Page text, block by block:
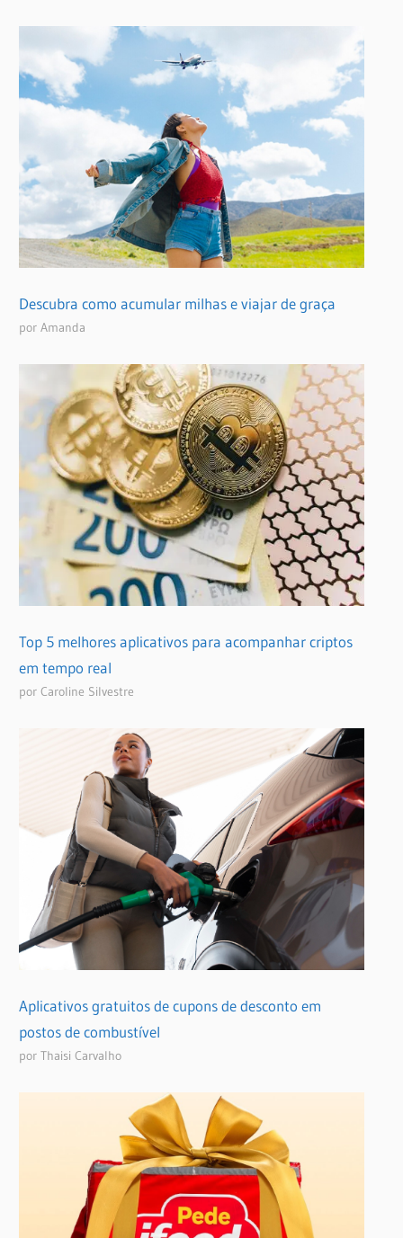
Descubra como acumular milhas e viajar de graça
por Amanda
Top 5 melhores aplicativos para acompanhar criptos
em tempo real
por Caroline Silvestre
Aplicativos gratuitos de cupons de desconto em
postos de combustível
por Thaisi Carvalho